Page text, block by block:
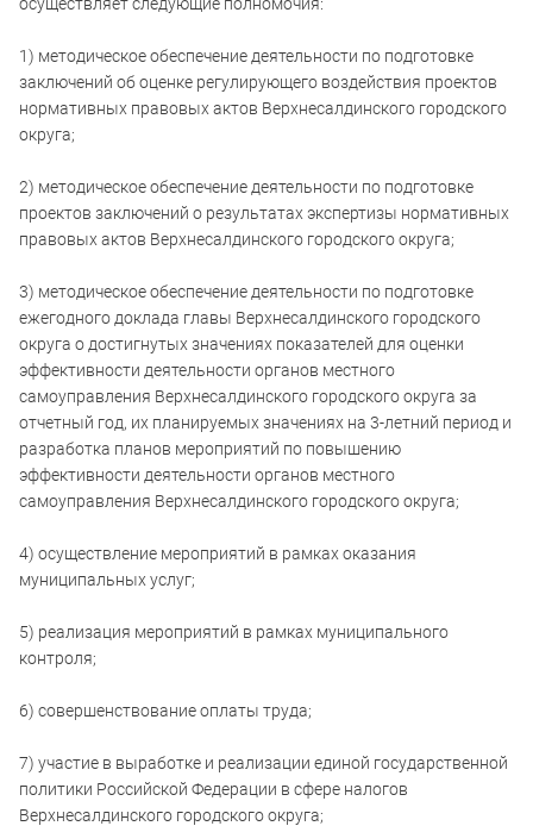
1) методическое обеспечение деятельности по подготовке
заключений об оценке регулирующего воздействия проектов
нормативных правовых актов Верхнесалдинского городского
округа;
2) методическое обеспечение деятельности по подготовке
проектов заключений о результатах экспертизы нормативных
правовых актов Верхнесалдинского городского округа;
3) методическое обеспечение деятельности по подготовке
ежегодного доклада главы Верхнесалдинского городского
округа о достигнутых значениях показателей для оценки
эффективности деятельности органов местного
самоуправления Верхнесалдинского городского округа за
отчетный год, их планируемых значениях на 3-летний период и
разработка планов мероприятий по повышению
эффективности деятельности органов местного
самоуправления Верхнесалдинского городского округа;
4) осуществление мероприятий в рамках оказания
муниципальных услуг;
5) реализация мероприятий в рамках муниципального
контроля;
6) совершенствование оплаты труда;
7) участие в выработке и реализации единой государственной
политики Российской Федерации в сфере налогов
Верхнесалдинского городского округа;